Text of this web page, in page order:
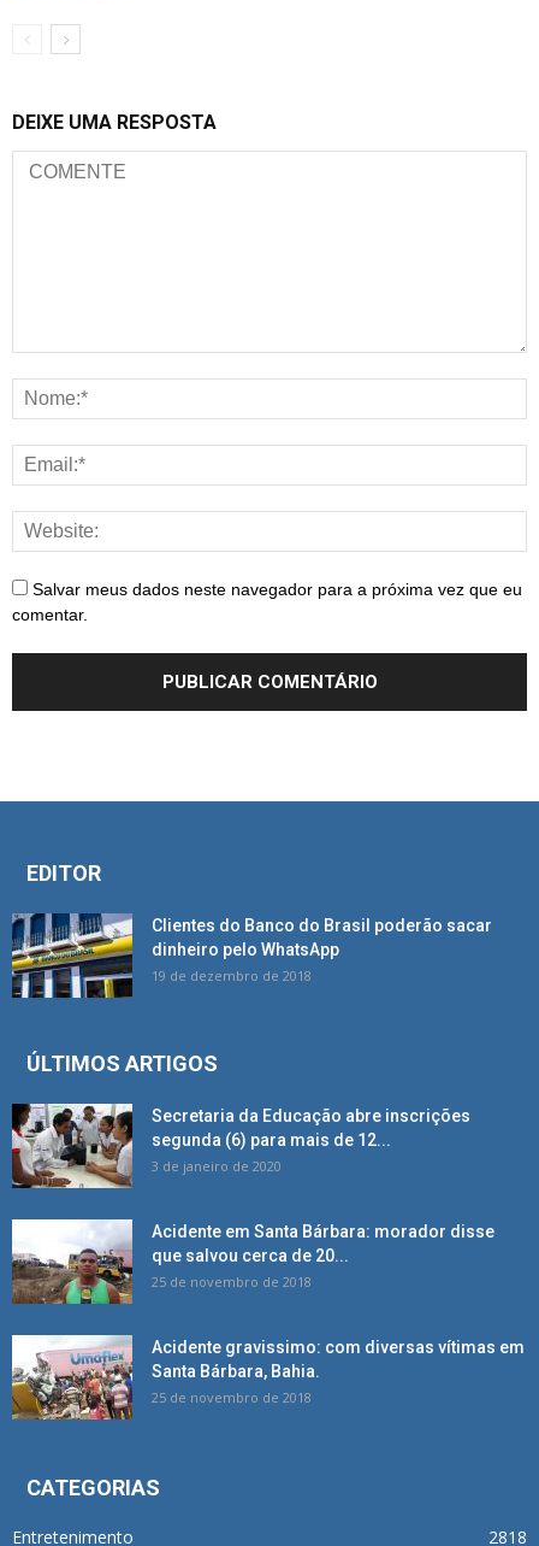
DEIXE UMA RESPOSTA
Salvar meus dados neste navegador para a próxima vez que eu
comentar.
EDITOR
Clientes do Banco do Brasil poderão sacar
dinheiro pelo WhatsApp
19 de dezembro de 2018
ÚLTIMOS ARTIGOS
Secretaria da Educação abre inscrições
segunda (6) para mais de 12...
3 de janeiro de 2020
Acidente em Santa Bárbara: morador disse
que salvou cerca de 20...
25 de novembro de 2018
Acidente gravissimo: com diversas vítimas em
Santa Bárbara, Bahia.
25 de novembro de 2018
CATEGORIAS
Entretenimento 2818